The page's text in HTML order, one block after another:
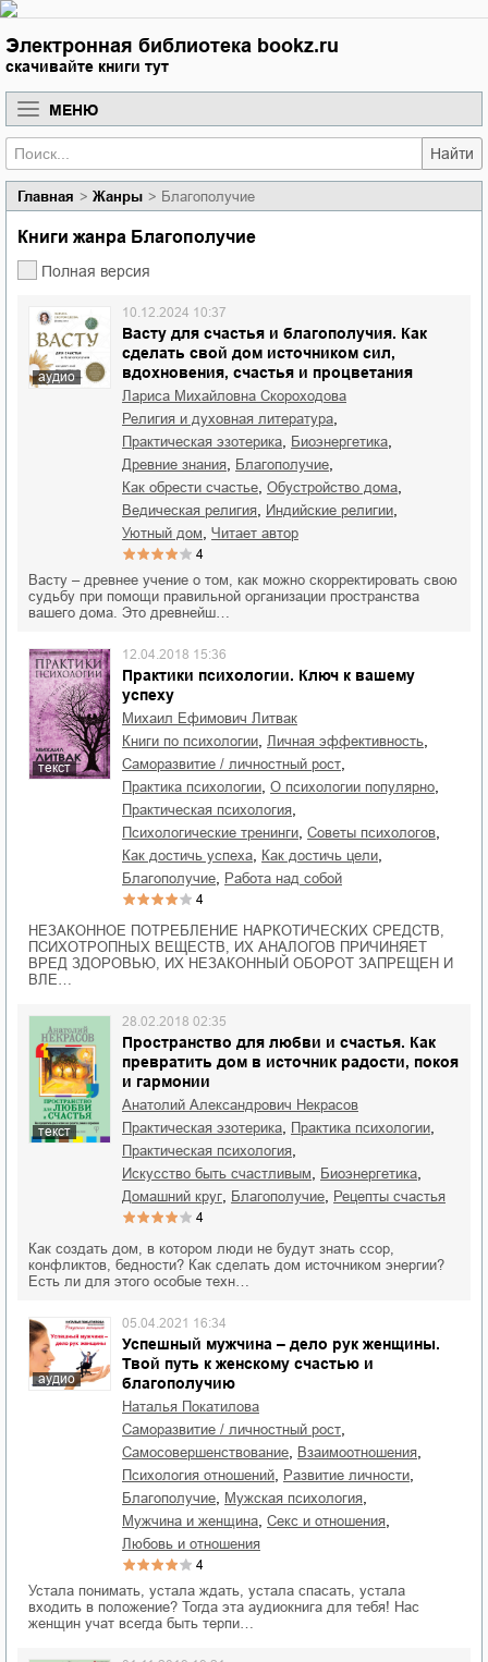
Электронная библиотека bookz.ru
скачивайте книги тут
МЕНЮ
Найти
Главная Жанры Благополучие
Книги жанра Благополучие
Полная версия
аудио
Васту для счастья и благополучия. Как
сделать свой дом источником сил,
вдохновения, счастья и процветания
10.12.2024 10:37
Лариса Михайловна Скороходова
религия и духовная литература
практическая эзотерика биоэнергетика
древние знания благополучие
как обрести счастье обустройство дома
ведическая религия индийские религии
уютный дом читает автор
4
Васту – древнее учение о том, как можно скорректировать свою
судьбу при помощи правильной организации пространства
вашего дома. Это древнейш…
текст
Практики психологии. Ключ к вашему
успеху
12.04.2018 15:36
Михаил Ефимович Литвак
книги по психологии
личная эффективность
саморазвитие / личностный рост
практика психологии о психологии популярно
практическая психология
психологические тренинги советы психологов
как достичь успеха как достичь цели
благополучие работа над собой
4
НЕЗАКОННОЕ ПОТРЕБЛЕНИЕ НАРКОТИЧЕСКИХ СРЕДСТВ,
ПСИХОТРОПНЫХ ВЕЩЕСТВ, ИХ АНАЛОГОВ ПРИЧИНЯЕТ
ВРЕД ЗДОРОВЬЮ, ИХ НЕЗАКОННЫЙ ОБОРОТ ЗАПРЕЩЕН И
ВЛЕ…
текст
Пространство для любви и счастья. Как
превратить дом в источник радости, покоя
и гармонии
28.02.2018 02:35
Анатолий Александрович Некрасов
практическая эзотерика
практика психологии
практическая психология
искусство быть счастливым биоэнергетика
домашний круг благополучие рецепты счастья
4
Как создать дом, в котором люди не будут знать ссор,
конфликтов, бедности? Как сделать дом источником энергии?
Есть ли для этого особые техн…
аудио
Успешный мужчина – дело рук женщины.
Твой путь к женскому счастью и
благополучию
05.04.2021 16:34
Наталья Покатилова
саморазвитие / личностный рост
самосовершенствование взаимоотношения
психология отношений развитие личности
благополучие мужская психология
мужчина и женщина секс и отношения
любовь и отношения
4
Устала понимать, устала ждать, устала спасать, устала
входить в положение? Тогда эта аудиокнига для тебя! Нас
женщин учат всегда быть терпи…